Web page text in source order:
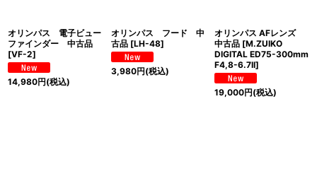
オリンパス 電子ビュー
ファインダー 中古品
[VF-2]
14,980円(税込)
オリンパス フード 中
古品 [LH-48]
3,980円(税込)
オリンパス AFレンズ
中古品 [M.ZUIKO
DIGITAL ED75-300mm
F4,8-6.7II]
19,000円(税込)